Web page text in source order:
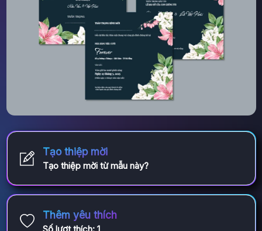
Tạo thiệp mời
Tạo thiệp mời từ mẫu này?
Thêm yêu thích